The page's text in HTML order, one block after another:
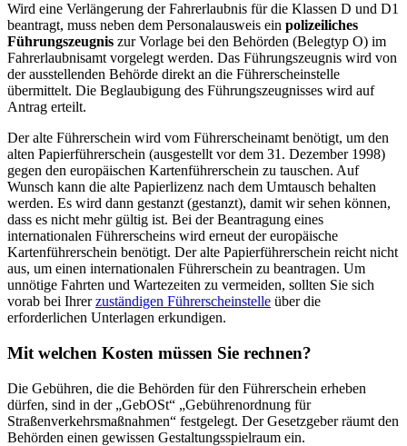
Wird eine Verlängerung der Fahrerlaubnis für die Klassen D und D1
beantragt, muss neben dem Personalausweis ein polizeiliches
Führungszeugnis zur Vorlage bei den Behörden (Belegtyp O) im
Fahrerlaubnisamt vorgelegt werden. Das Führungszeugnis wird von
der ausstellenden Behörde direkt an die Führerscheinstelle
übermittelt. Die Beglaubigung des Führungszeugnisses wird auf
Antrag erteilt.
Der alte Führerschein wird vom Führerscheinamt benötigt, um den
alten Papierführerschein (ausgestellt vor dem 31. Dezember 1998)
gegen den europäischen Kartenführerschein zu tauschen. Auf
Wunsch kann die alte Papierlizenz nach dem Umtausch behalten
werden. Es wird dann gestanzt (gestanzt), damit wir sehen können,
dass es nicht mehr gültig ist. Bei der Beantragung eines
internationalen Führerscheins wird erneut der europäische
Kartenführerschein benötigt. Der alte Papierführerschein reicht nicht
aus, um einen internationalen Führerschein zu beantragen. Um
unnötige Fahrten und Wartezeiten zu vermeiden, sollten Sie sich
vorab bei Ihrerzuständigen Führerscheinstelle über die
erforderlichen Unterlagen erkundigen.
Mit welchen Kosten müssen Sie rechnen?
Die Gebühren, die die Behörden für den Führerschein erheben
dürfen, sind in der „GebOSt“ „Gebührenordnung für
Straßenverkehrsmaßnahmen“ festgelegt. Der Gesetzgeber räumt den
Behörden einen gewissen Gestaltungsspielraum ein.